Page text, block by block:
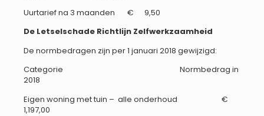
Uurtarief na 3 maanden € 9,50
De Letselschade Richtlijn Zelfwerkzaamheid
De normbedragen zijn per 1 januari 2018 gewijzigd:
Categorie Normbedrag in
2018
Eigen woning met tuin – alle onderhoud €
1,197,00